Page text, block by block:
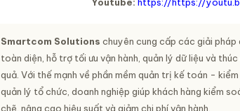
Smartcom Solutions chuyên cung cấp các giải pháp
toàn diện, hỗ trợ tối ưu vận hành, quản lý dữ liệu và
quả. Với thế mạnh về phần mềm quản trị kế toán -
quản lý tổ chức, doanh nghiệp giúp khách hàng kiểm
chẽ, nâng cao hiệu suất và giảm chi phí vận hành.